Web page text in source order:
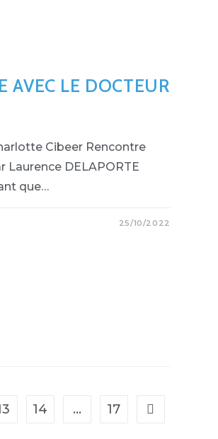
AVEC LE DOCTEUR
Cibeer Rencontre
Laurence DELAPORTE
que…
25/10/2022
14 … 17